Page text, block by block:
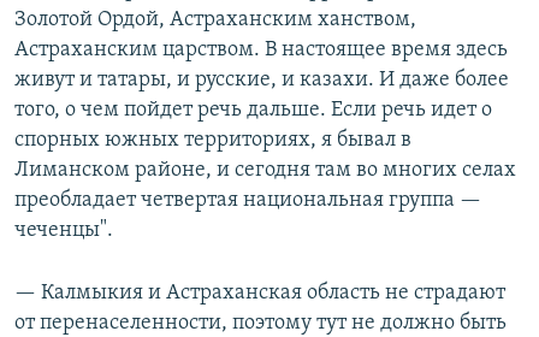
Золотой Ордой, Астраханским ханством,
Астраханским царством. В настоящее время здесь
живут и татары, и русские, и казахи. И даже более
того, о чем пойдет речь дальше. Если речь идет о
спорных южных территориях, я бывал в
Лиманском районе, и сегодня там во многих селах
преобладает четвертая национальная группа —
чеченцы".
— Калмыкия и Астраханская область не страдают
от перенаселенности, поэтому тут не должно быть